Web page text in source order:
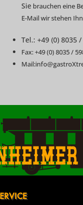
Sie brauchen eine
E-Mail wir stehen
Tel.: +49 (0) 8035
Fax: +49 (0) 8035 /